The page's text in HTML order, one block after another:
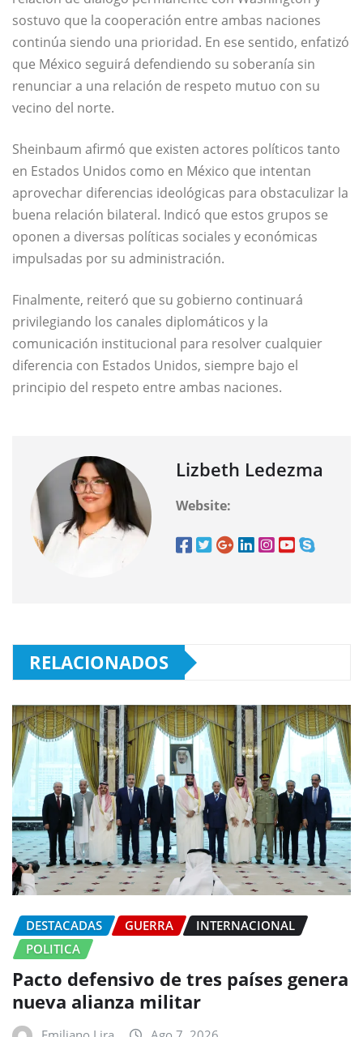
sostuvo que la cooperación entre ambas naciones
continúa siendo una prioridad. En ese sentido, enfatizó
que México seguirá defendiendo su soberanía sin
renunciar a una relación de respeto mutuo con su
vecino del norte.
Sheinbaum afirmó que existen actores políticos tanto
en Estados Unidos como en México que intentan
aprovechar diferencias ideológicas para obstaculizar la
buena relación bilateral. Indicó que estos grupos se
oponen a diversas políticas sociales y económicas
impulsadas por su administración.
Finalmente, reiteró que su gobierno continuará
privilegiando los canales diplomáticos y la
comunicación institucional para resolver cualquier
diferencia con Estados Unidos, siempre bajo el
principio del respeto entre ambas naciones.
Lizbeth Ledezma
Website:
RELACIONADOS
DESTACADAS GUERRA
INTERNACIONAL
POLITICA
Pacto defensivo de tres países genera
nueva alianza militar